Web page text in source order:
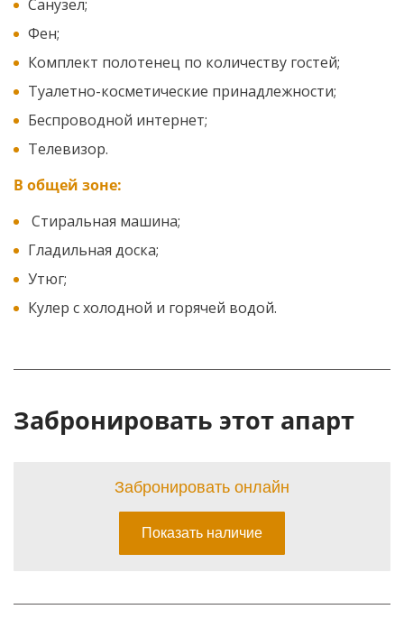
Санузел;
Фен;
Комплект полотенец по количеству гостей;
Туалетно-косметические принадлежности;
Беспроводной интернет;
Телевизор.
В общей зоне:
Стиральная машина;
Гладильная доска;
Утюг;
Кулер с холодной и горячей водой.
Забронировать этот апарт